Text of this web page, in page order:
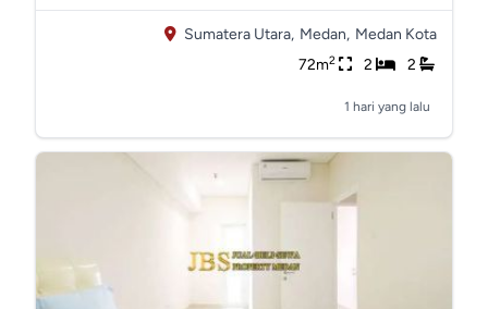
Sumatera Utara, Medan, Medan Kota
72m2 2 2
1 hari yang lalu